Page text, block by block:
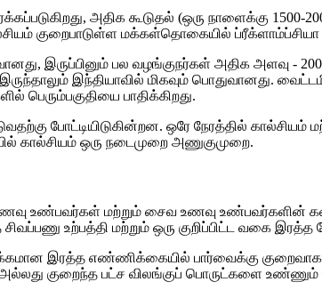
அதிக கூடுதல் (ஒரு நாளைக்கு
குறைபாடுள்ள மக்கள்தொகையில்
இருப்பினும் பல வழங்குநர்கள் அதிக அளவு -
இந்தியாவில் மிகவும் பொதுவானது.
பெரும்பகுதியை பாதிக்கிறது.
போட்டியிடுகின்றன. ஒரே நேரத்தில்
கால்சியம் ஒரு நடைமுறை அணுகுமுறை.
உணவு உண்பவர்கள் மற்றும் சைவ உணவு
சிவப்பணு உற்பத்தி மற்றும் ஒரு குறிப்பிட்ட வகை
இரத்த எண்ணிக்கையில் பார்வைக்கு
குறைந்த பட்ச விலங்குப் பொருட்களை உண்ணும்